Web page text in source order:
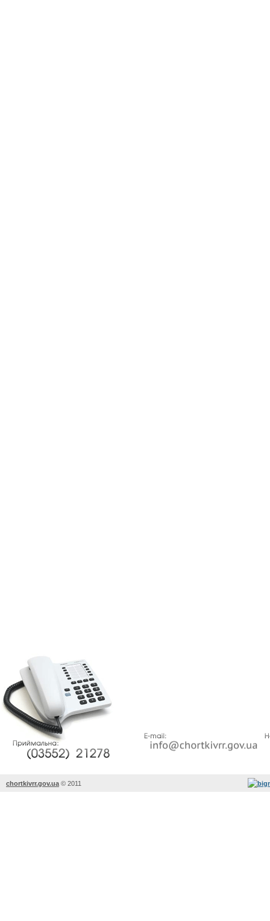
chortkivrr.gov.ua © 2011